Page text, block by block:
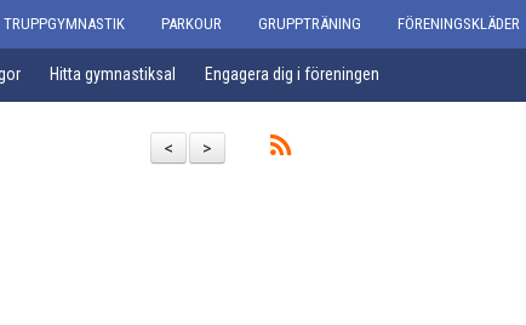
TRUPPGYMNASTIK PARKOUR GRUPPTRÄNING FÖRENINGSKLÄDER
Hitta gymnastiksal Engagera dig i föreningen
>
<